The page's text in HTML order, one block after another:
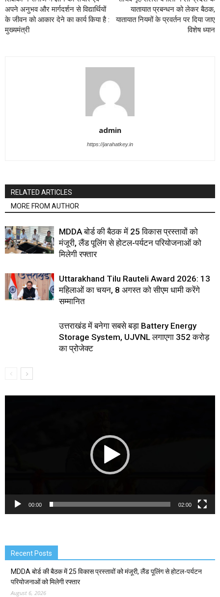
अपने अनुभव और मार्गदर्शन से विद्यार्थियों
के जीवन को आकार देने का कार्य किया है :
मुख्यमंत्री
यातायात प्रबन्धन को लेकर बैठक,
यातायात नियमों के प्रवर्तन पर दिया जाए
विशेष ध्यान
admin
https://jarahatkey.in
RELATED ARTICLES
MORE FROM AUTHOR
MDDA बोर्ड की बैठक में 25 विकास प्रस्तावों को
मंजूरी, लैंड पूलिंग से होटल-पर्यटन परियोजनाओं को
मिलेगी रफ्तार
Uttarakhand Tilu Rauteli Award 2026: 13
महिलाओं का चयन, 8 अगस्त को सीएम धामी करेंगे
सम्मानित
उत्तराखंड में बनेगा सबसे बड़ा Battery Energy
Storage System, UJVNL लगाएगा 352 करोड़
का प्रोजेक्ट
00:00 02:00
Recent Posts
MDDA बोर्ड की बैठक में 25 विकास प्रस्तावों को मंजूरी, लैंड पूलिंग से होटल-पर्यटन
परियोजनाओं को मिलेगी रफ्तार
August 6, 2026